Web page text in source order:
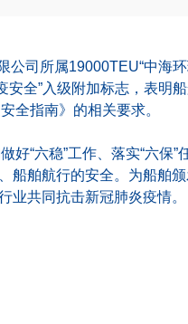
公司所属19000TEU“中海
全”入级附加标志，表明船
全指南》的相关要求。
好“六稳”工作、落实“六保”
船舶航行的安全。为船舶
业共同抗击新冠肺炎疫情。